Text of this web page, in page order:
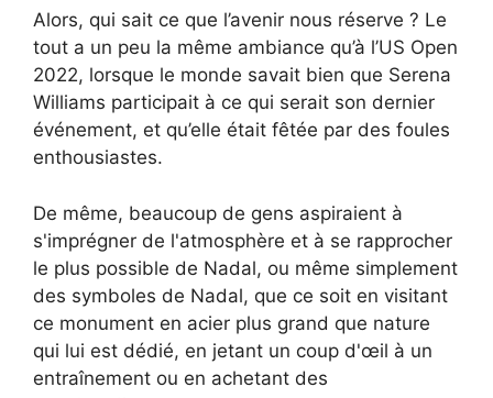
Alors, qui sait ce que l’avenir nous réserve ? Le
tout a un peu la même ambiance qu’à l’US Open
2022, lorsque le monde savait bien que Serena
Williams participait à ce qui serait son dernier
événement, et qu’elle était fêtée par des foules
enthousiastes.
De même, beaucoup de gens aspiraient à
s'imprégner de l'atmosphère et à se rapprocher
le plus possible de Nadal, ou même simplement
des symboles de Nadal, que ce soit en visitant
ce monument en acier plus grand que nature
qui lui est dédié, en jetant un coup d'œil à un
entraînement ou en achetant des